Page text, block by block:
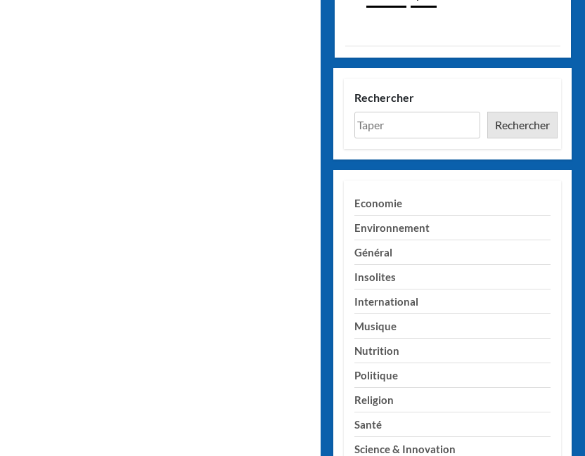
Rechercher
Rechercher
Economie
Environnement
Général
Insolites
International
Musique
Nutrition
Politique
Religion
Santé
Science & Innovation